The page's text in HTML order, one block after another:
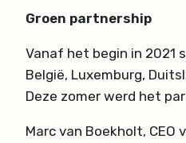
Groen partnership
Vanaf het begin in 2021
België, Luxemburg,
Deze zomer werd het
Marc van Boekholt,